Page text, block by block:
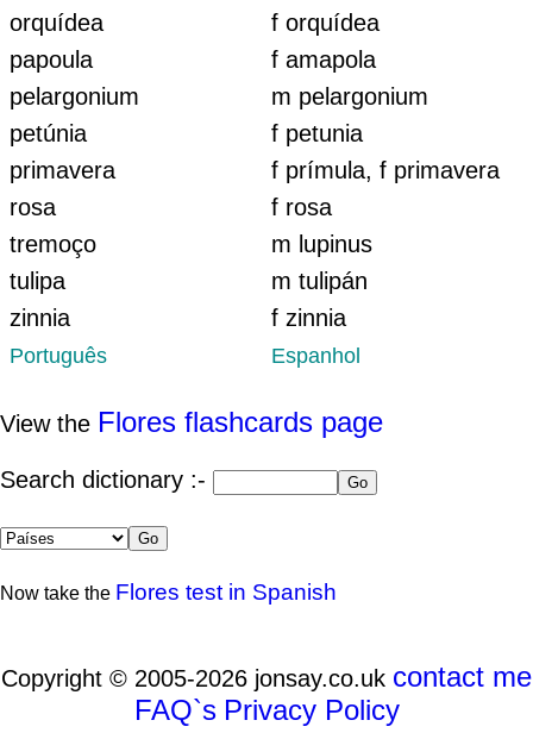
orquídea
f orquídea
papoula
f amapola
pelargonium
m pelargonium
petúnia
f petunia
primavera
f prímula, f primavera
rosa
f rosa
tremoço
m lupinus
tulipa
m tulipán
zinnia
f zinnia
Português Espanhol
View the Flores flashcards page
Search dictionary :-
Now take the Flores test in Spanish
Copyright © 2005-2026 jonsay.co.uk contact me
FAQ`s Privacy Policy